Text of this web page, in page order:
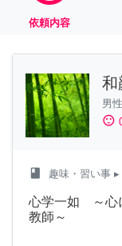
依頼内容
和
男性
sentiment_satisfied
class 趣味・習い事 ▸
心学一如 ～心
教師～